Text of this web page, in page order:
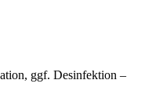
ggf. Desinfektion –